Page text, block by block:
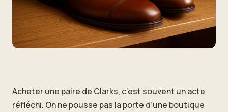
Acheter une paire de Clarks, c’est souvent un acte
réfléchi. On ne pousse pas la porte d’une boutique